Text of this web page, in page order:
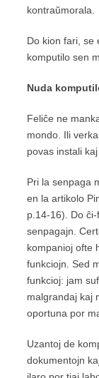
kontraŭmorala.
Do kion fari, se
komputilo sen
Nuda
Feliĉe ne
mondo. Ili
povas instali
Pri la senpaga
en la artikolo
p.14-16). Do
senpagajn.
kompanioj ofte
funkciojn. Sed
funkcioj: jam
malgrandaj kaj
oportuna por
Uzantoj de
dokumentojn